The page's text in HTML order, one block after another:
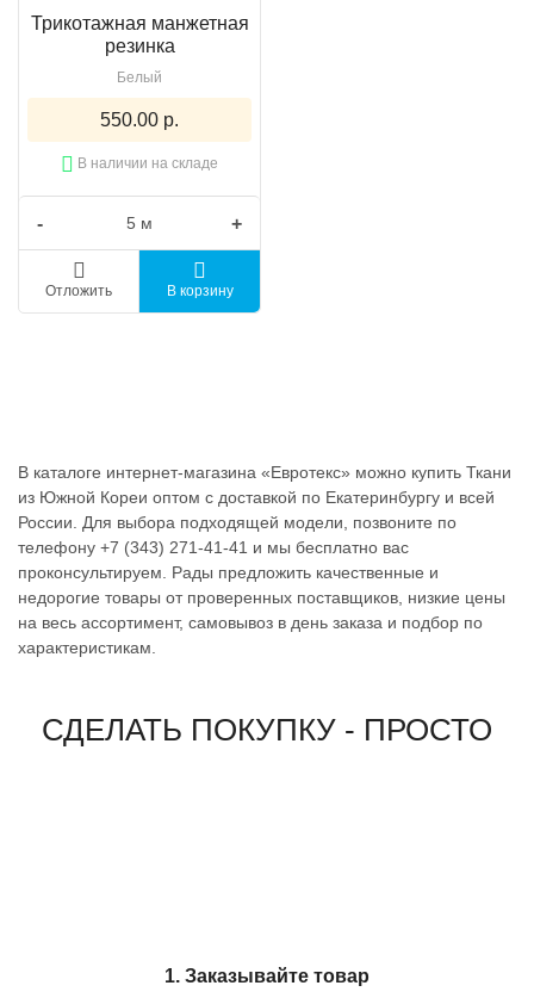
Трикотажная манжетная
резинка
Белый
550.00 р.
В наличии на складе
- +
Отложить В корзину
В каталоге интернет-магазина «Евротекс» можно купить Ткани
из Южной Кореи оптом с доставкой по Екатеринбургу и всей
России. Для выбора подходящей модели, позвоните по
телефону +7 (343) 271-41-41 и мы бесплатно вас
проконсультируем. Рады предложить качественные и
недорогие товары от проверенных поставщиков, низкие цены
на весь ассортимент, самовывоз в день заказа и подбор по
характеристикам.
СДЕЛАТЬ ПОКУПКУ - ПРОСТО
1. Заказывайте товар